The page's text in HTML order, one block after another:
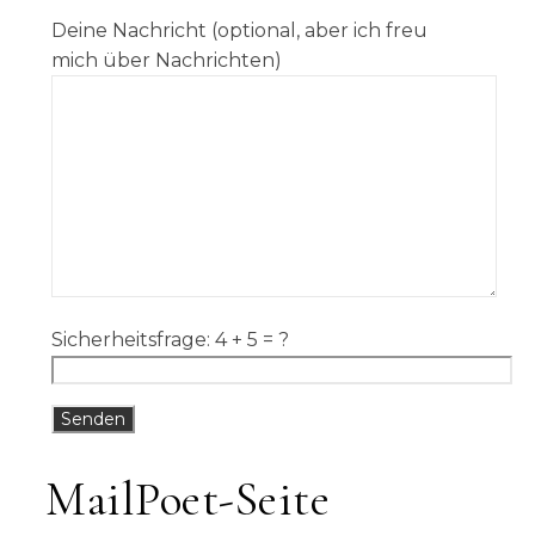
Deine Nachricht (optional, aber ich freu
mich über Nachrichten)
Sicherheitsfrage: 4 + 5 = ?
MailPoet-Seite